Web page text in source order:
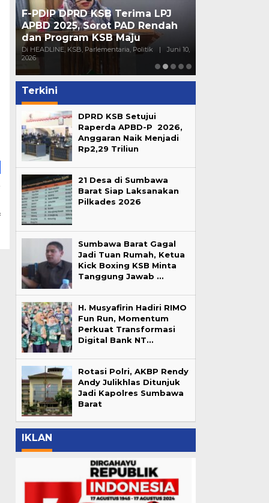
F-PDIP DPRD KSB Terima LPJ
APBD 2025, Sorot PAD Rendah
dan Program KSB Maju
Di HEADLINE, KSB, Parlementaria, Politik |
Juni 10,
2026
Terkini
DPRD KSB Setujui
Raperda APBD-P 2026,
Anggaran Naik Menjadi
Rp2,29 Triliun
21 Desa di Sumbawa
Barat Siap Laksanakan
Pilkades 2026
Sumbawa Barat Gagal
Jadi Tuan Rumah, Ketua
Kick Boxing KSB Minta
Tanggung Jawab …
H. Musyafirin Hadiri RIMO
Fun Run, Momentum
Perkuat Transformasi
Digital Bank NT…
Rotasi Polri, AKBP Rendy
Andy Julikhlas Ditunjuk
Jadi Kapolres Sumbawa
Barat
IKLAN